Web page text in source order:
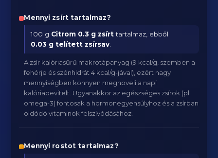
Mennyi zsírt tartalmaz?
100 g Citrom 0.3 g zsírttartalmaz, ebből
0.03 g telített zsírsav
A zsír kalóriasűrű makrotápanyag (9 kcal/g, szemben a
fehérje és szénhidrát 4 kcal/g-jával), ezért nagy
mennyiségben könnyen megnöveli a napi
kalóriabevitelt. Ugyanakkor az egészséges zsírok (pl.
omega-3) fontosak a hormonegyensúlyhoz és a zsírban
oldódó vitaminok felszívódásához.
Mennyi rostot tartalmaz?